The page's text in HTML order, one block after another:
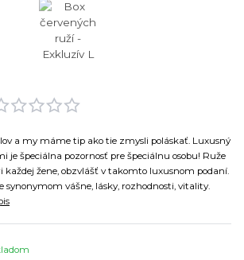
a my máme tip ako tie zmysli poláskať. Luxusný
je špeciálna pozornosť pre špeciálnu osobu! Ruže
žene, obzvlášť v takomto luxusnom podaní.
synonymom vášne, lásky, rozhodnosti, vitality.